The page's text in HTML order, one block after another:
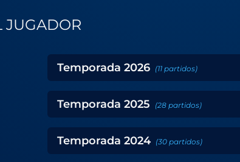
JUGADOR
Temporada 2026 (11 partidos)
Temporada 2025 (28 partidos)
Temporada 2024 (30 partidos)